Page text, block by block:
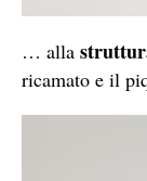
… alla
ricamato e il